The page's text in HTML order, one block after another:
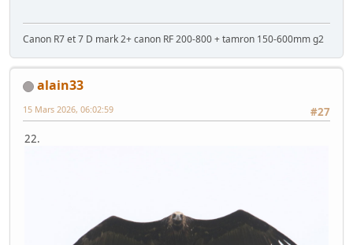
Canon R7 et 7 D mark 2+ canon RF 200-800 + tamron 150-600mm g2
alain33
#27
15 Mars 2026, 06:02:59
22.